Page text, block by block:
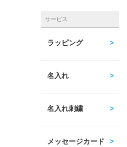
サービス
ラッピング
名入れ
名入れ刺繍
メッセージカード